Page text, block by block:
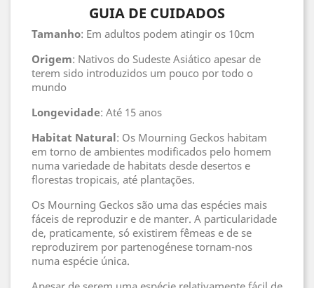
GUIA DE CUIDADOS
Tamanho: Em adultos podem atingir os 10cm
Origem: Nativos do Sudeste Asiático apesar de
terem sido introduzidos um pouco por todo o
mundo
Longevidade: Até 15 anos
Habitat Natural: Os Mourning Geckos habitam
em torno de ambientes modificados pelo homem
numa variedade de habitats desde desertos e
florestas tropicais, até plantações.
Os Mourning Geckos são uma das espécies mais
fáceis de reproduzir e de manter. A particularidade
de, praticamente, só existirem fêmeas e de se
reproduzirem por partenogénese tornam-nos
numa espécie única.